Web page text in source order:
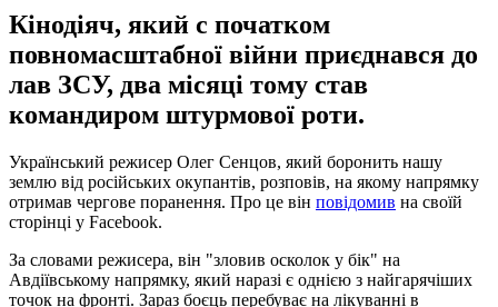
Кінодіяч, який с початком
повномасштабної війни приєднався до
лав ЗСУ, два місяці тому став
командиром штурмової роти.
Український режисер Олег Сенцов, який боронить нашу
землю від російських окупантів, розповів, на якому напрямку
отримав чергове поранення. Про це він повідомив на своїй
сторінці у Facebook.
За словами режисера, він "зловив осколок у бік" на
Авдіївському напрямку, який наразі є однією з найгарячіших
точок на фронті. Зараз боєць перебуває на лікуванні в